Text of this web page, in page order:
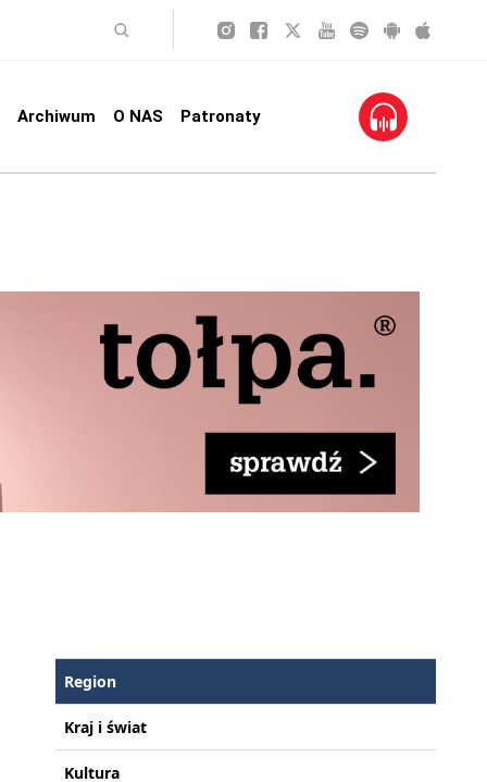
Archiwum O NAS Patronaty
Region
Kraj i świat
Kultura